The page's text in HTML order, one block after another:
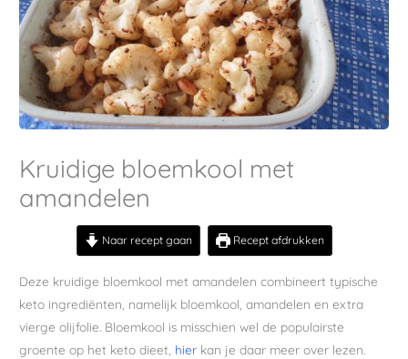
Kruidige bloemkool met
amandelen
Naar recept gaan Recept afdrukken
Deze kruidige bloemkool met amandelen combineert typische
keto ingrediënten, namelijk bloemkool, amandelen en extra
vierge olijfolie. Bloemkool is misschien wel de populairste
groente op het keto dieet, hier kan je daar meer over lezen.